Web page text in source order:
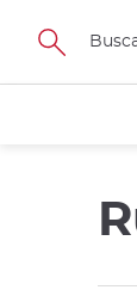
Tamaño